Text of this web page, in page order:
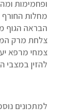
ופחמימות
מחלות החורף
הבראה הגוף
צלחת מרק
צמחי מרפא
להזין במצבי
למתכונים